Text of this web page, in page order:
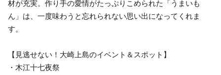
材が充実。作り手の愛情がたっぷりこめられた「うまいも
ん」は、一度味わうと忘れられない思い出になってくれま
す。
【見逃せない！大崎上島のイベント＆スポット】
・木江十七夜祭